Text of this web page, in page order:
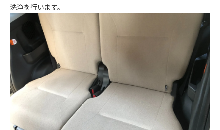
洗浄を行います。